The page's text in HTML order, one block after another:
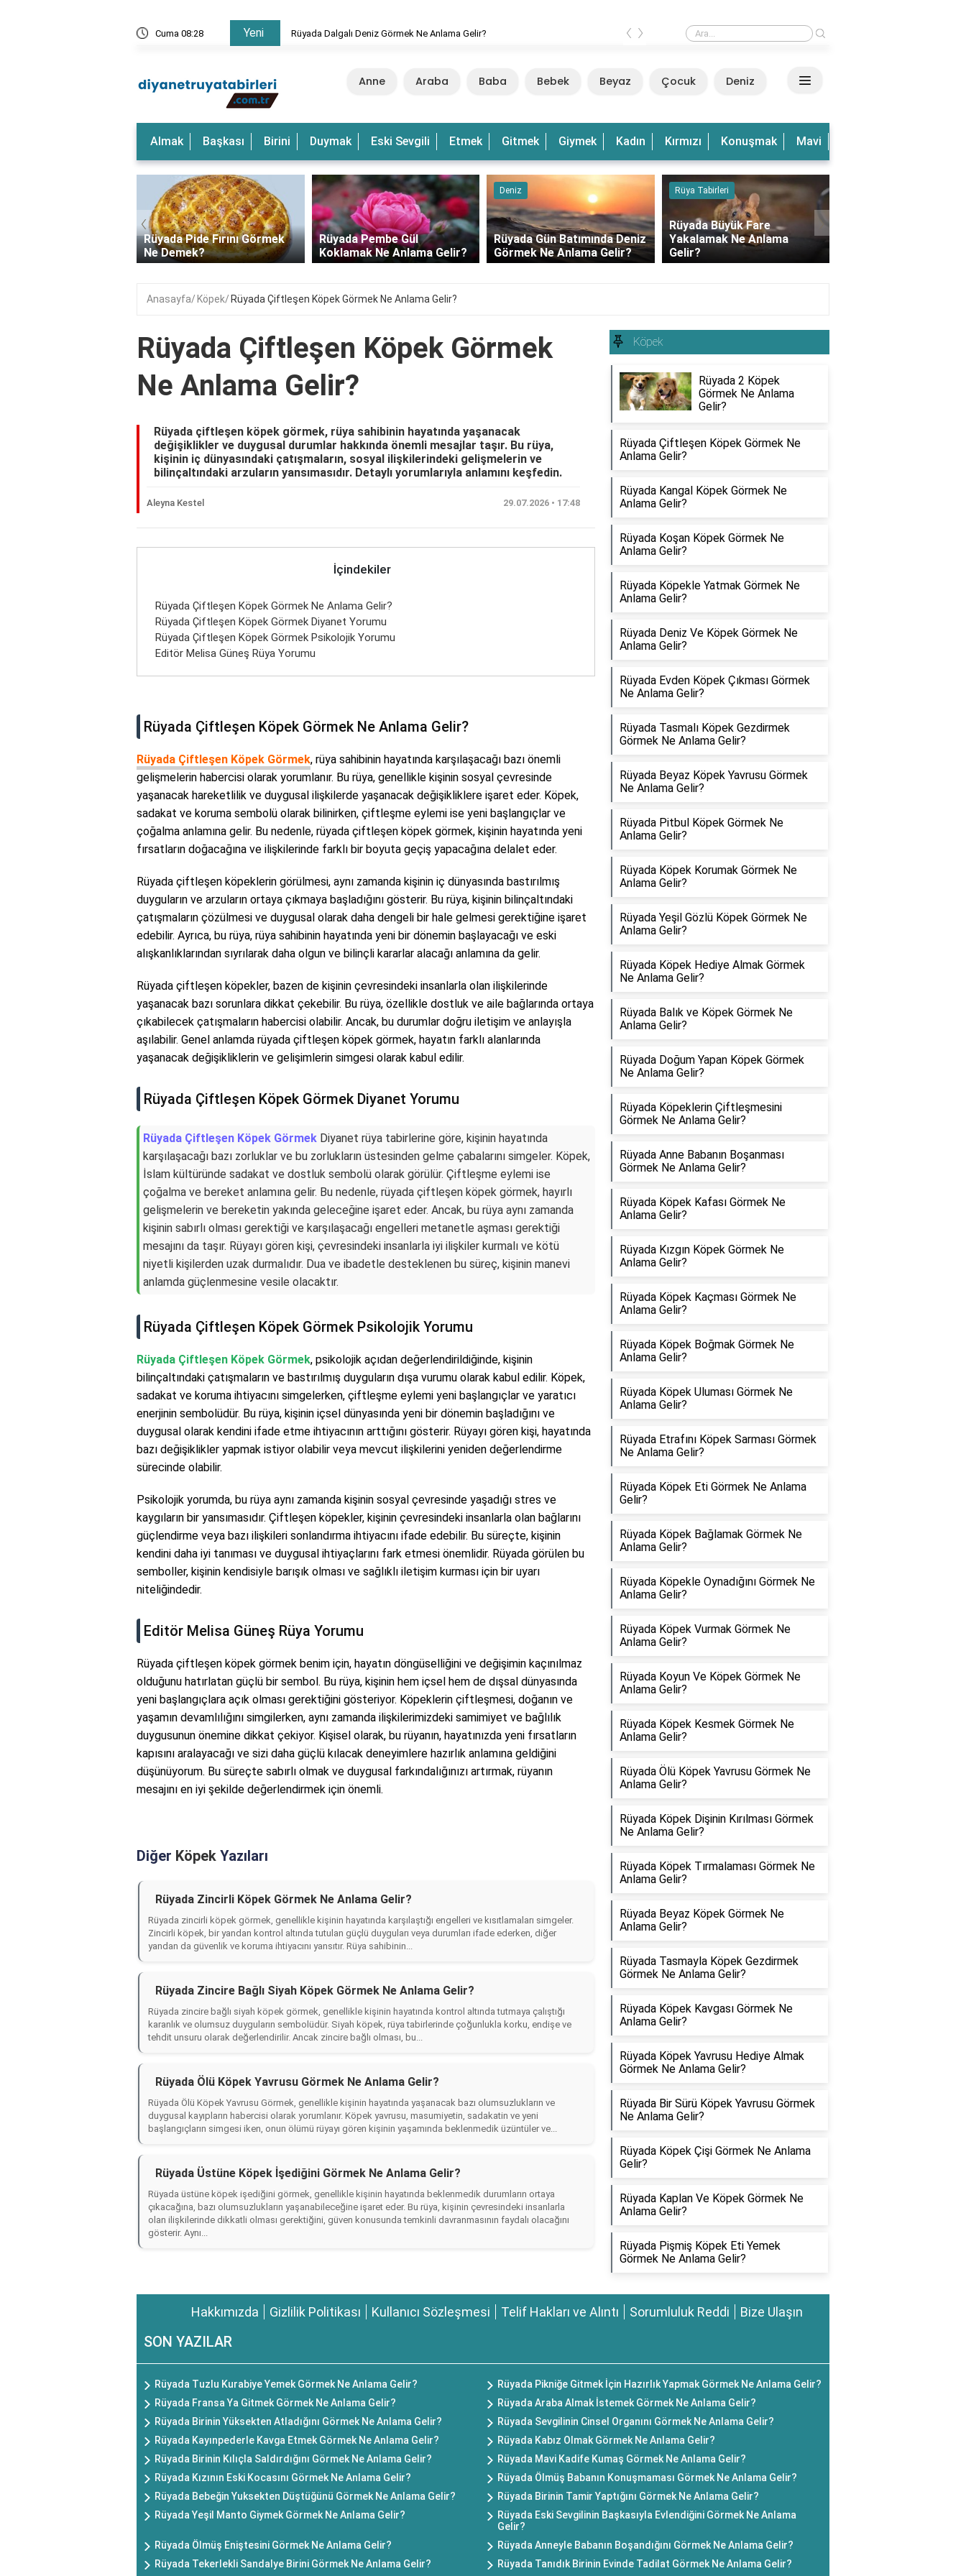
Cuma 08:28 Yeni Rüyada Dalgalı Deniz Görmek Ne Anlama Gelir? Rüyada Dalgalı Deniz Görmek Ne Anlama Gelir?
‹ ›
Anne Araba Baba Bebek Beyaz Çocuk Deniz
Almak Başkası Birini Duymak Eski Sevgili Etmek Gitmek Giymek Kadın Kırmızı Konuşmak Mavi
Rüyada Pide Fırını Görmek
Ne Demek?
Rüyada Pembe Gül
Koklamak Ne Anlama Gelir?
Deniz
Rüyada Gün Batımında Deniz
Görmek Ne Anlama Gelir?
Rüya Tabirleri
Rüyada Büyük Fare
Yakalamak Ne Anlama
Gelir?
‹ ›
Anasayfa Köpek Rüyada Çiftleşen Köpek Görmek Ne Anlama Gelir?
Rüyada Çiftleşen Köpek Görmek
Ne Anlama Gelir?
Rüyada çiftleşen köpek görmek, rüya sahibinin hayatında yaşanacak
değişiklikler ve duygusal durumlar hakkında önemli mesajlar taşır. Bu rüya,
kişinin iç dünyasındaki çatışmaların, sosyal ilişkilerindeki gelişmelerin ve
bilinçaltındaki arzuların yansımasıdır. Detaylı yorumlarıyla anlamını keşfedin.
Aleyna Kestel 29.07.2026 • 17:48
İçindekiler
Rüyada Çiftleşen Köpek Görmek Ne Anlama Gelir?
Rüyada Çiftleşen Köpek Görmek Diyanet Yorumu
Rüyada Çiftleşen Köpek Görmek Psikolojik Yorumu
Editör Melisa Güneş Rüya Yorumu
Rüyada Çiftleşen Köpek Görmek Ne Anlama Gelir?
Rüyada Çiftleşen Köpek Görmek, rüya sahibinin hayatında karşılaşacağı bazı önemli
gelişmelerin habercisi olarak yorumlanır. Bu rüya, genellikle kişinin sosyal çevresinde
yaşanacak hareketlilik ve duygusal ilişkilerde yaşanacak değişikliklere işaret eder. Köpek,
sadakat ve koruma sembolü olarak bilinirken, çiftleşme eylemi ise yeni başlangıçlar ve
çoğalma anlamına gelir. Bu nedenle, rüyada çiftleşen köpek görmek, kişinin hayatında yeni
fırsatların doğacağına ve ilişkilerinde farklı bir boyuta geçiş yapacağına delalet eder.
Rüyada çiftleşen köpeklerin görülmesi, aynı zamanda kişinin iç dünyasında bastırılmış
duyguların ve arzuların ortaya çıkmaya başladığını gösterir. Bu rüya, kişinin bilinçaltındaki
çatışmaların çözülmesi ve duygusal olarak daha dengeli bir hale gelmesi gerektiğine işaret
edebilir. Ayrıca, bu rüya, rüya sahibinin hayatında yeni bir dönemin başlayacağı ve eski
alışkanlıklarından sıyrılarak daha olgun ve bilinçli kararlar alacağı anlamına da gelir.
Rüyada çiftleşen köpekler, bazen de kişinin çevresindeki insanlarla olan ilişkilerinde
yaşanacak bazı sorunlara dikkat çekebilir. Bu rüya, özellikle dostluk ve aile bağlarında ortaya
çıkabilecek çatışmaların habercisi olabilir. Ancak, bu durumlar doğru iletişim ve anlayışla
aşılabilir. Genel anlamda rüyada çiftleşen köpek görmek, hayatın farklı alanlarında
yaşanacak değişikliklerin ve gelişimlerin simgesi olarak kabul edilir.
Rüyada Çiftleşen Köpek Görmek Diyanet Yorumu
Rüyada Çiftleşen Köpek Görmek Diyanet rüya tabirlerine göre, kişinin hayatında
karşılaşacağı bazı zorluklar ve bu zorlukların üstesinden gelme çabalarını simgeler. Köpek,
İslam kültüründe sadakat ve dostluk sembolü olarak görülür. Çiftleşme eylemi ise
çoğalma ve bereket anlamına gelir. Bu nedenle, rüyada çiftleşen köpek görmek, hayırlı
gelişmelerin ve bereketin yakında geleceğine işaret eder. Ancak, bu rüya aynı zamanda
kişinin sabırlı olması gerektiği ve karşılaşacağı engelleri metanetle aşması gerektiği
mesajını da taşır. Rüyayı gören kişi, çevresindeki insanlarla iyi ilişkiler kurmalı ve kötü
niyetli kişilerden uzak durmalıdır. Dua ve ibadetle desteklenen bu süreç, kişinin manevi
anlamda güçlenmesine vesile olacaktır.
Rüyada Çiftleşen Köpek Görmek Psikolojik Yorumu
Rüyada Çiftleşen Köpek Görmek, psikolojik açıdan değerlendirildiğinde, kişinin
bilinçaltındaki çatışmaların ve bastırılmış duyguların dışa vurumu olarak kabul edilir. Köpek,
sadakat ve koruma ihtiyacını simgelerken, çiftleşme eylemi yeni başlangıçlar ve yaratıcı
enerjinin sembolüdür. Bu rüya, kişinin içsel dünyasında yeni bir dönemin başladığını ve
duygusal olarak kendini ifade etme ihtiyacının arttığını gösterir. Rüyayı gören kişi, hayatında
bazı değişiklikler yapmak istiyor olabilir veya mevcut ilişkilerini yeniden değerlendirme
sürecinde olabilir.
Psikolojik yorumda, bu rüya aynı zamanda kişinin sosyal çevresinde yaşadığı stres ve
kaygıların bir yansımasıdır. Çiftleşen köpekler, kişinin çevresindeki insanlarla olan bağlarını
güçlendirme veya bazı ilişkileri sonlandırma ihtiyacını ifade edebilir. Bu süreçte, kişinin
kendini daha iyi tanıması ve duygusal ihtiyaçlarını fark etmesi önemlidir. Rüyada görülen bu
semboller, kişinin kendisiyle barışık olması ve sağlıklı iletişim kurması için bir uyarı
niteliğindedir.
Editör Melisa Güneş Rüya Yorumu
Rüyada çiftleşen köpek görmek benim için, hayatın döngüselliğini ve değişimin kaçınılmaz
olduğunu hatırlatan güçlü bir sembol. Bu rüya, kişinin hem içsel hem de dışsal dünyasında
yeni başlangıçlara açık olması gerektiğini gösteriyor. Köpeklerin çiftleşmesi, doğanın ve
yaşamın devamlılığını simgilerken, aynı zamanda ilişkilerimizdeki samimiyet ve bağlılık
duygusunun önemine dikkat çekiyor. Kişisel olarak, bu rüyanın, hayatınızda yeni fırsatların
kapısını aralayacağı ve sizi daha güçlü kılacak deneyimlere hazırlık anlamına geldiğini
düşünüyorum. Bu süreçte sabırlı olmak ve duygusal farkındalığınızı artırmak, rüyanın
mesajını en iyi şekilde değerlendirmek için önemli.
Diğer Köpek Yazıları
Rüyada Zincirli Köpek Görmek Ne Anlama Gelir?
Rüyada zincirli köpek görmek, genellikle kişinin hayatında karşılaştığı engelleri ve kısıtlamaları simgeler.
Zincirli köpek, bir yandan kontrol altında tutulan güçlü duyguları veya durumları ifade ederken, diğer
yandan da güvenlik ve koruma ihtiyacını yansıtır. Rüya sahibinin...
Rüyada Zincire Bağlı Siyah Köpek Görmek Ne Anlama Gelir?
Rüyada zincire bağlı siyah köpek görmek, genellikle kişinin hayatında kontrol altında tutmaya çalıştığı
karanlık ve olumsuz duyguların sembolüdür. Siyah köpek, rüya tabirlerinde çoğunlukla korku, endişe ve
tehdit unsuru olarak değerlendirilir. Ancak zincire bağlı olması, bu...
Rüyada Ölü Köpek Yavrusu Görmek Ne Anlama Gelir?
Rüyada Ölü Köpek Yavrusu Görmek, genellikle kişinin hayatında yaşanacak bazı olumsuzlukların ve
duygusal kayıpların habercisi olarak yorumlanır. Köpek yavrusu, masumiyetin, sadakatin ve yeni
başlangıçların simgesi iken, onun ölümü rüyayı gören kişinin yaşamında beklenmedik üzüntüler ve...
Rüyada Üstüne Köpek İşediğini Görmek Ne Anlama Gelir?
Rüyada üstüne köpek işediğini görmek, genellikle kişinin hayatında beklenmedik durumların ortaya
çıkacağına, bazı olumsuzlukların yaşanabileceğine işaret eder. Bu rüya, kişinin çevresindeki insanlarla
olan ilişkilerinde dikkatli olması gerektiğini, güven konusunda temkinli davranmasının faydalı olacağını
gösterir. Aynı...
Köpek
Rüyada 2 Köpek
Görmek Ne Anlama
Gelir?
Rüyada Çiftleşen Köpek Görmek Ne
Anlama Gelir?
Rüyada Kangal Köpek Görmek Ne
Anlama Gelir?
Rüyada Koşan Köpek Görmek Ne
Anlama Gelir?
Rüyada Köpekle Yatmak Görmek Ne
Anlama Gelir?
Rüyada Deniz Ve Köpek Görmek Ne
Anlama Gelir?
Rüyada Evden Köpek Çıkması Görmek
Ne Anlama Gelir?
Rüyada Tasmalı Köpek Gezdirmek
Görmek Ne Anlama Gelir?
Rüyada Beyaz Köpek Yavrusu Görmek
Ne Anlama Gelir?
Rüyada Pitbul Köpek Görmek Ne
Anlama Gelir?
Rüyada Köpek Korumak Görmek Ne
Anlama Gelir?
Rüyada Yeşil Gözlü Köpek Görmek Ne
Anlama Gelir?
Rüyada Köpek Hediye Almak Görmek
Ne Anlama Gelir?
Rüyada Balık ve Köpek Görmek Ne
Anlama Gelir?
Rüyada Doğum Yapan Köpek Görmek
Ne Anlama Gelir?
Rüyada Köpeklerin Çiftleşmesini
Görmek Ne Anlama Gelir?
Rüyada Anne Babanın Boşanması
Görmek Ne Anlama Gelir?
Rüyada Köpek Kafası Görmek Ne
Anlama Gelir?
Rüyada Kızgın Köpek Görmek Ne
Anlama Gelir?
Rüyada Köpek Kaçması Görmek Ne
Anlama Gelir?
Rüyada Köpek Boğmak Görmek Ne
Anlama Gelir?
Rüyada Köpek Uluması Görmek Ne
Anlama Gelir?
Rüyada Etrafını Köpek Sarması Görmek
Ne Anlama Gelir?
Rüyada Köpek Eti Görmek Ne Anlama
Gelir?
Rüyada Köpek Bağlamak Görmek Ne
Anlama Gelir?
Rüyada Köpekle Oynadığını Görmek Ne
Anlama Gelir?
Rüyada Köpek Vurmak Görmek Ne
Anlama Gelir?
Rüyada Koyun Ve Köpek Görmek Ne
Anlama Gelir?
Rüyada Köpek Kesmek Görmek Ne
Anlama Gelir?
Rüyada Ölü Köpek Yavrusu Görmek Ne
Anlama Gelir?
Rüyada Köpek Dişinin Kırılması Görmek
Ne Anlama Gelir?
Rüyada Köpek Tırmalaması Görmek Ne
Anlama Gelir?
Rüyada Beyaz Köpek Görmek Ne
Anlama Gelir?
Rüyada Tasmayla Köpek Gezdirmek
Görmek Ne Anlama Gelir?
Rüyada Köpek Kavgası Görmek Ne
Anlama Gelir?
Rüyada Köpek Yavrusu Hediye Almak
Görmek Ne Anlama Gelir?
Rüyada Bir Sürü Köpek Yavrusu Görmek
Ne Anlama Gelir?
Rüyada Köpek Çişi Görmek Ne Anlama
Gelir?
Rüyada Kaplan Ve Köpek Görmek Ne
Anlama Gelir?
Rüyada Pişmiş Köpek Eti Yemek
Görmek Ne Anlama Gelir?
Hakkımızda Gizlilik Politikası Kullanıcı Sözleşmesi Telif Hakları ve Alıntı Sorumluluk Reddi Bize Ulaşın
SON YAZILAR
Rüyada Tuzlu Kurabiye Yemek Görmek Ne Anlama Gelir?
Rüyada Pikniğe Gitmek İçin Hazırlık Yapmak Görmek Ne Anlama Gelir?
Rüyada Fransa Ya Gitmek Görmek Ne Anlama Gelir?
Rüyada Araba Almak İstemek Görmek Ne Anlama Gelir?
Rüyada Birinin Yüksekten Atladığını Görmek Ne Anlama Gelir?
Rüyada Sevgilinin Cinsel Organını Görmek Ne Anlama Gelir?
Rüyada Kayınpederle Kavga Etmek Görmek Ne Anlama Gelir?
Rüyada Kabız Olmak Görmek Ne Anlama Gelir?
Rüyada Birinin Kılıçla Saldırdığını Görmek Ne Anlama Gelir?
Rüyada Mavi Kadife Kumaş Görmek Ne Anlama Gelir?
Rüyada Kızının Eski Kocasını Görmek Ne Anlama Gelir?
Rüyada Ölmüş Babanın Konuşmaması Görmek Ne Anlama Gelir?
Rüyada Bebeğin Yuksekten Düştüğünü Görmek Ne Anlama Gelir?
Rüyada Birinin Tamir Yaptığını Görmek Ne Anlama Gelir?
Rüyada Yeşil Manto Giymek Görmek Ne Anlama Gelir?
Rüyada Eski Sevgilinin Başkasıyla Evlendiğini Görmek Ne Anlama
Gelir?
Rüyada Ölmüş Eniştesini Görmek Ne Anlama Gelir?
Rüyada Anneyle Babanın Boşandığını Görmek Ne Anlama Gelir?
Rüyada Tekerlekli Sandalye Birini Görmek Ne Anlama Gelir?
Rüyada Tanıdık Birinin Evinde Tadilat Görmek Ne Anlama Gelir?